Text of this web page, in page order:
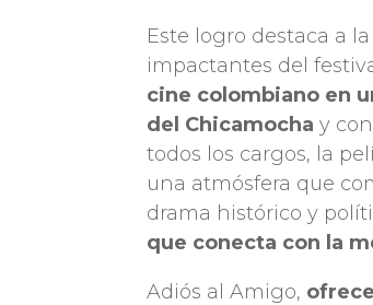
Este logro destaca a
impactantes del
cine colombiano en
del Chicamocha y
todos los cargos, la
una atmósfera que
drama histórico y
que conecta con la
Adiós al Amigo,